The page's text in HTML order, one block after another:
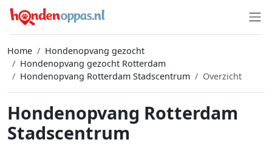
Home
Hondenopvang gezocht
Hondenopvang gezocht Rotterdam
Hondenopvang Rotterdam Stadscentrum
Overzicht
Hondenopvang Rotterdam
Stadscentrum